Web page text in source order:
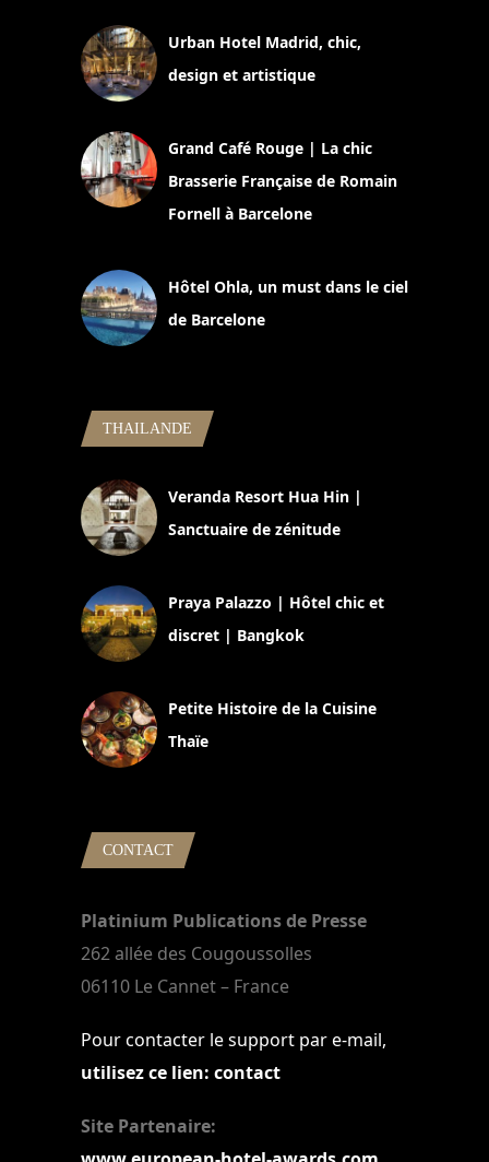
Urban Hotel Madrid, chic,
design et artistique
Grand Café Rouge | La chic
Brasserie Française de Romain
Fornell à Barcelone
Hôtel Ohla, un must dans le ciel
de Barcelone
THAILANDE
Veranda Resort Hua Hin |
Sanctuaire de zénitude
Praya Palazzo | Hôtel chic et
discret | Bangkok
Petite Histoire de la Cuisine
Thaïe
CONTACT
Platinium Publications de Presse
262 allée des Cougoussolles
06110 Le Cannet – France
Pour contacter le support par e-mail,
utilisez ce lien: contact
Site Partenaire: